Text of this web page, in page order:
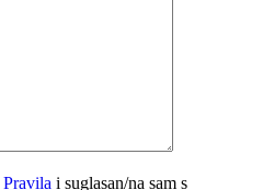
Pravila i suglasan/na sam s